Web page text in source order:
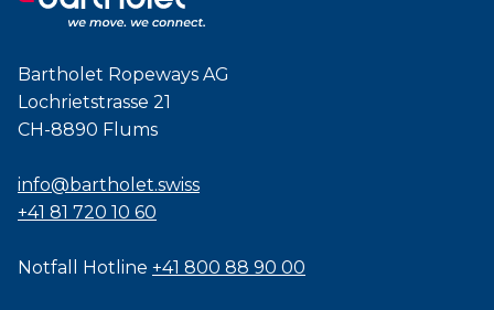
Bartholet Ropeways AG
Lochrietstrasse 21
CH-8890 Flums
info@bartholet.swiss
+41 81 720 10 60
Notfall Hotline +41 800 88 90 00